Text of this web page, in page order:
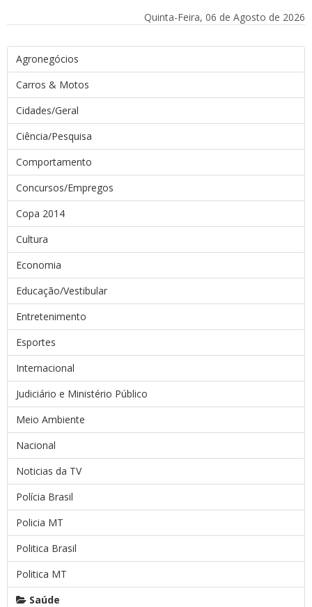
Quinta-Feira, 06 de Agosto de 2026
Agronegócios
Carros & Motos
Cidades/Geral
Ciência/Pesquisa
Comportamento
Concursos/Empregos
Copa 2014
Cultura
Economia
Educação/Vestibular
Entretenimento
Esportes
Internacional
Judiciário e Ministério Público
Meio Ambiente
Nacional
Noticias da TV
Polícia Brasil
Policia MT
Politica Brasil
Politica MT
Saúde